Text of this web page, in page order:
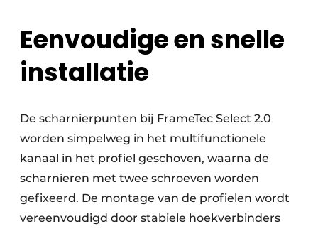
Eenvoudige en snelle
installatie
De scharnierpunten bij FrameTec Select 2.0
worden simpelweg in het multifunctionele
kanaal in het profiel geschoven, waarna de
scharnieren met twee schroeven worden
gefixeerd. De montage van de profielen wordt
vereenvoudigd door stabiele hoekverbinders